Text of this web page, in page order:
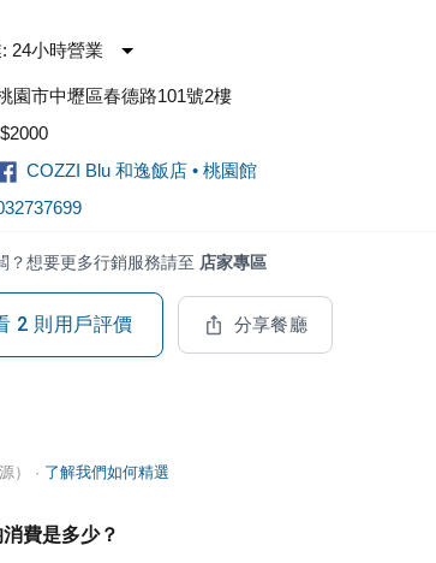
24小時營業
園市中壢區春德路101號2樓
$2000
COZZI Blu 和逸飯店 • 桃園館
？想要更多行銷服務請至 店家專區
2 則用戶評價 分享餐廳
） · 了解我們如何精選
費是多少？